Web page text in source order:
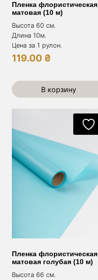
Пленка флористическая
матовая (10 м)
Высота 60 см.
Длина 10м.
Цена за 1 рулон.
119.00 ₴
В корзину
Пленка флористическая
матовая голубая (10 м)
Высота 66 см.